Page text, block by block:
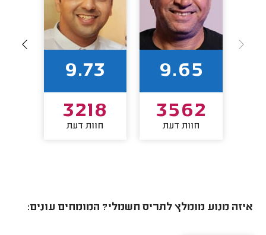
9.65
3562
חוות דעת
9.73
3218
חוות דעת
איזה מנוע מומלץ לתריס חשמלי? המומחים עונים: